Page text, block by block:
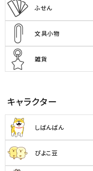
ご利用ガイド
よくあるご質問
プライバシーポリシー
特定商取引法について
ACCOUNT MENU
ようこそ ゲスト 様
meeting_room ログイン person
ふせん
文具小物
雑貨
キャラクター
しばんばん
ぴよこ豆